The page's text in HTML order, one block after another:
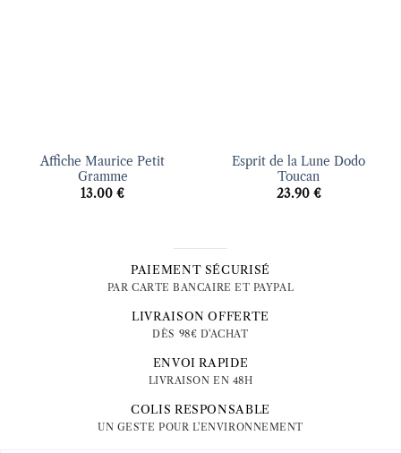
Affiche Maurice Petit
Gramme
13.00 €
Esprit de la Lune Dodo
Toucan
23.90 €
PAIEMENT SÉCURISÉ
PAR CARTE BANCAIRE ET PAYPAL
LIVRAISON OFFERTE
DÈS 98€ D'ACHAT
ENVOI RAPIDE
LIVRAISON EN 48H
COLIS RESPONSABLE
UN GESTE POUR L'ENVIRONNEMENT